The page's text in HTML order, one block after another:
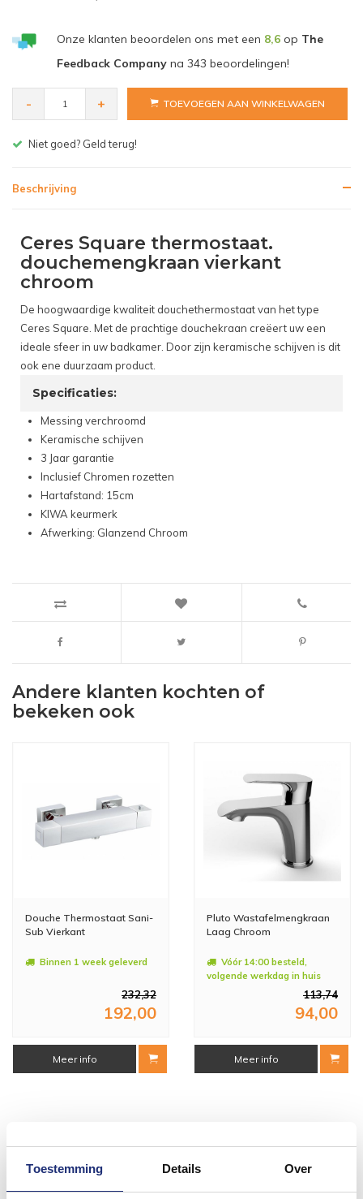
Toestemming Details Over
Onze klanten beoordelen ons met een 8,6op The
Feedback Companyna 343 beoordelingen!
- + TOEVOEGEN AAN WINKELWAGEN
Gratis bezorgen v.a. € 150,- (NL)
Beschrijving
Ceres Square thermostaat.
douchemengkraan vierkant
chroom
De hoogwaardige kwaliteit douchethermostaat van het type
Ceres Square. Met de prachtige douchekraan creëert uw een
ideale sfeer in uw badkamer. Door zijn keramische schijven is dit
ook ene duurzaam product.
Specificaties:
Messing verchroomd
Keramische schijven
3 Jaar garantie
Inclusief Chromen rozetten
Hartafstand: 15cm
KIWA keurmerk
Afwerking: Glanzend Chroom
Andere klanten kochten of
bekeken ook
Douche Thermostaat Sani-
Sub Vierkant
Binnen 1 week geleverd
232,32
192,00
Meer info
Pluto Wastafelmengkraan
Laag Chroom
Vóór 14:00 besteld,
volgende werkdag in huis
113,74
94,00
Meer info
#mijndroombadkamer